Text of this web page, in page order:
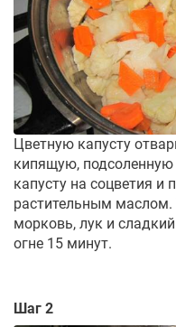
Цветную капусту
кипящую, подсоленную
капусту на соцветия и
растительным
морковь, лук и
огне 15 минут.
Шаг 2